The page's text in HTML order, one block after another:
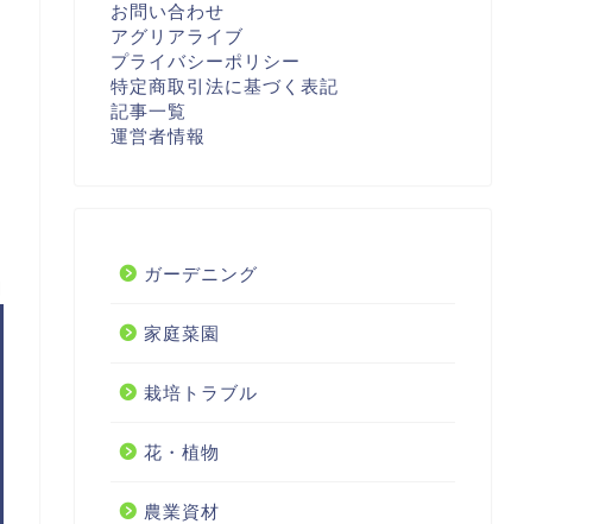
お問い合わせ
アグリアライブ
プライバシーポリシー
特定商取引法に基づく表記
記事一覧
運営者情報
ガーデニング
家庭菜園
栽培トラブル
花・植物
農業資材